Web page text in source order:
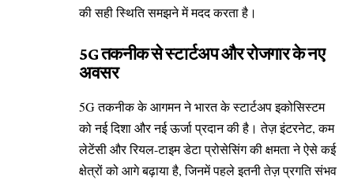
की सही स्थिति समझने में मदद करता है।
5G तकनीक से स्टार्टअप और रोजगार के नए
अवसर
5G तकनीक के आगमन ने भारत के स्टार्टअप इकोसिस्टम
को नई दिशा और नई ऊर्जा प्रदान की है। तेज़ इंटरनेट, कम
लेटेंसी और रियल-टाइम डेटा प्रोसेसिंग की क्षमता ने ऐसे कई
क्षेत्रों को आगे बढ़ाया है, जिनमें पहले इतनी तेज़ प्रगति संभव